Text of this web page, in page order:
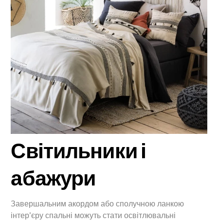
Світильники і
абажури
Завершальним акордом або сполучною ланкою
інтер’єру спальні можуть стати освітлювальні